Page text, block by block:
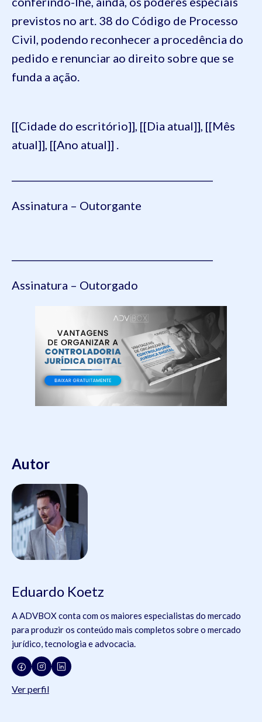
previstos no art. 38 do Código de Processo
Civil, podendo reconhecer a procedência do
pedido e renunciar ao direito sobre que se
funda a ação.
[[Cidade do escritório]], [[Dia atual]], [[Mês
atual]], [[Ano atual]] .
Assinatura – Outorgante
Assinatura – Outorgado
Autor
Eduardo Koetz
A ADVBOX conta com os maiores especialistas do mercado
para produzir os conteúdo mais completos sobre o mercado
jurídico, tecnologia e advocacia.
Ver perfil